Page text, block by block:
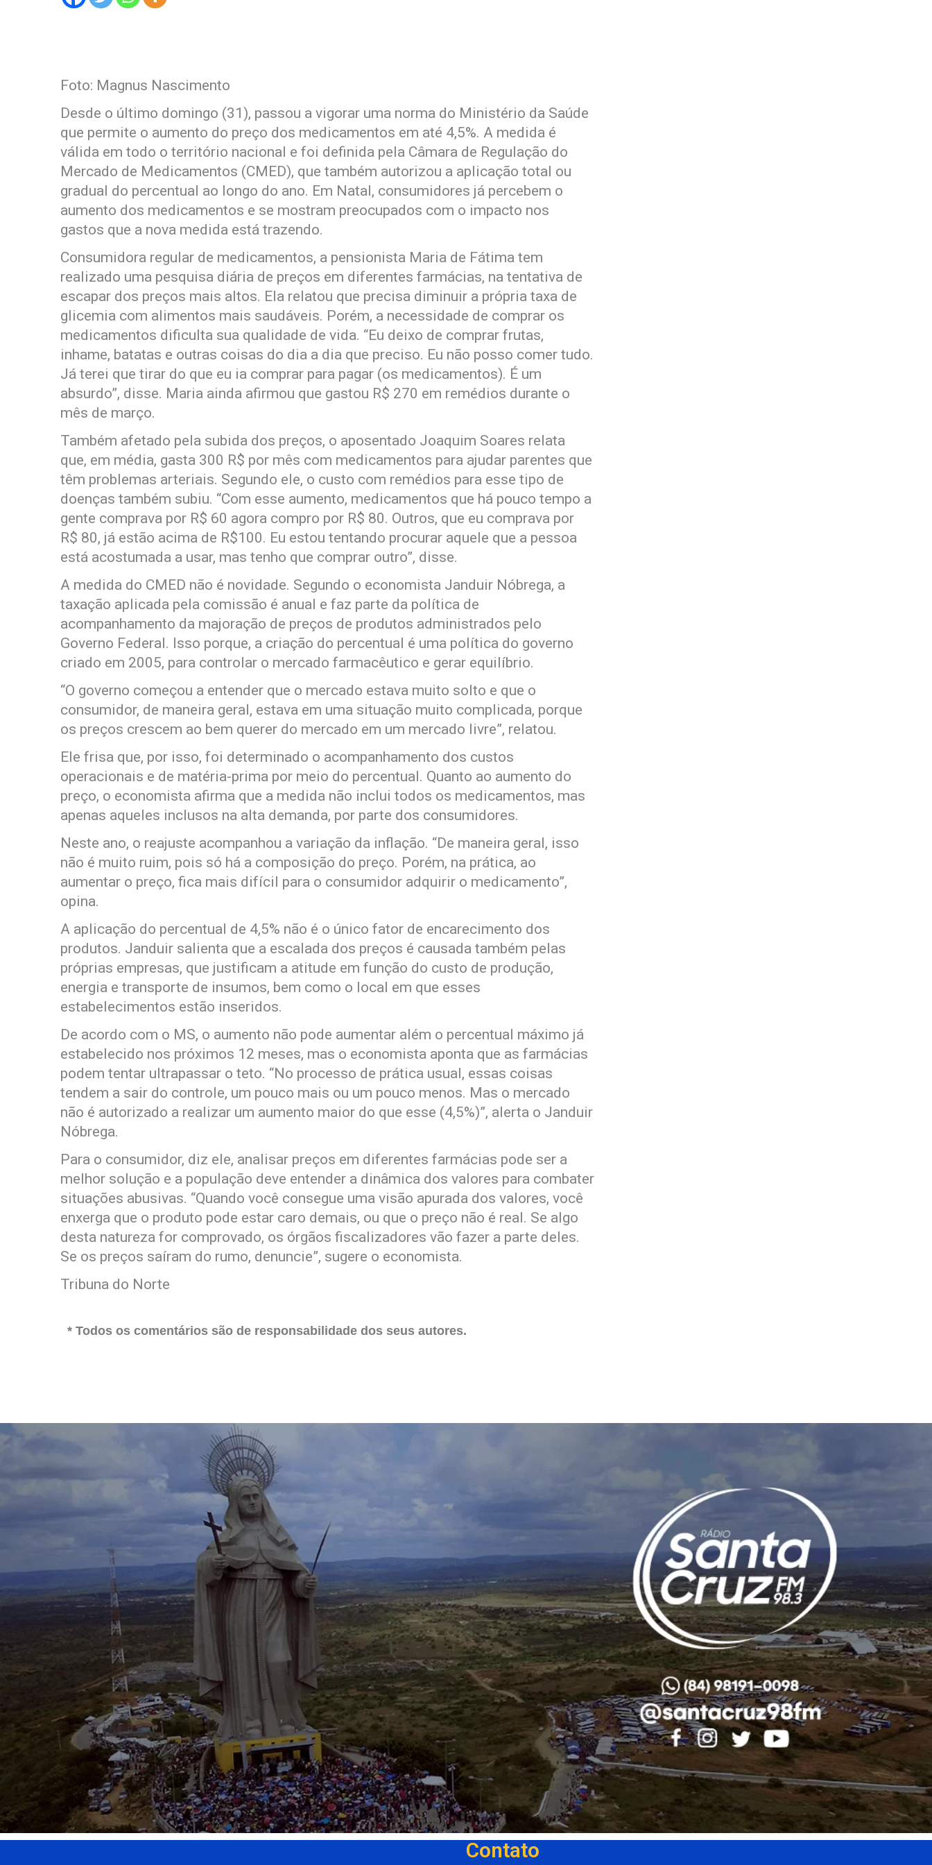
Foto: Magnus Nascimento
Desde o último domingo (31), passou a vigorar uma norma do Ministério da Saúde
que permite o aumento do preço dos medicamentos em até 4,5%. A medida é
válida em todo o território nacional e foi definida pela Câmara de Regulação do
Mercado de Medicamentos (CMED), que também autorizou a aplicação total ou
gradual do percentual ao longo do ano. Em Natal, consumidores já percebem o
aumento dos medicamentos e se mostram preocupados com o impacto nos
gastos que a nova medida está trazendo.
Consumidora regular de medicamentos, a pensionista Maria de Fátima tem
realizado uma pesquisa diária de preços em diferentes farmácias, na tentativa de
escapar dos preços mais altos. Ela relatou que precisa diminuir a própria taxa de
glicemia com alimentos mais saudáveis. Porém, a necessidade de comprar os
medicamentos dificulta sua qualidade de vida. “Eu deixo de comprar frutas,
inhame, batatas e outras coisas do dia a dia que preciso. Eu não posso comer tudo.
Já terei que tirar do que eu ia comprar para pagar (os medicamentos). É um
absurdo”, disse. Maria ainda afirmou que gastou R$ 270 em remédios durante o
mês de março.
Também afetado pela subida dos preços, o aposentado Joaquim Soares relata
que, em média, gasta 300 R$ por mês com medicamentos para ajudar parentes que
têm problemas arteriais. Segundo ele, o custo com remédios para esse tipo de
doenças também subiu. “Com esse aumento, medicamentos que há pouco tempo a
gente comprava por R$ 60 agora compro por R$ 80. Outros, que eu comprava por
R$ 80, já estão acima de R$100. Eu estou tentando procurar aquele que a pessoa
está acostumada a usar, mas tenho que comprar outro”, disse.
A medida do CMED não é novidade. Segundo o economista Janduir Nóbrega, a
taxação aplicada pela comissão é anual e faz parte da política de
acompanhamento da majoração de preços de produtos administrados pelo
Governo Federal. Isso porque, a criação do percentual é uma política do governo
criado em 2005, para controlar o mercado farmacêutico e gerar equilíbrio.
“O governo começou a entender que o mercado estava muito solto e que o
consumidor, de maneira geral, estava em uma situação muito complicada, porque
os preços crescem ao bem querer do mercado em um mercado livre”, relatou.
Ele frisa que, por isso, foi determinado o acompanhamento dos custos
operacionais e de matéria-prima por meio do percentual. Quanto ao aumento do
preço, o economista afirma que a medida não inclui todos os medicamentos, mas
apenas aqueles inclusos na alta demanda, por parte dos consumidores.
Neste ano, o reajuste acompanhou a variação da inflação. “De maneira geral, isso
não é muito ruim, pois só há a composição do preço. Porém, na prática, ao
aumentar o preço, fica mais difícil para o consumidor adquirir o medicamento”,
opina.
A aplicação do percentual de 4,5% não é o único fator de encarecimento dos
produtos. Janduir salienta que a escalada dos preços é causada também pelas
próprias empresas, que justificam a atitude em função do custo de produção,
energia e transporte de insumos, bem como o local em que esses
estabelecimentos estão inseridos.
De acordo com o MS, o aumento não pode aumentar além o percentual máximo já
estabelecido nos próximos 12 meses, mas o economista aponta que as farmácias
podem tentar ultrapassar o teto. “No processo de prática usual, essas coisas
tendem a sair do controle, um pouco mais ou um pouco menos. Mas o mercado
não é autorizado a realizar um aumento maior do que esse (4,5%)”, alerta o Janduir
Nóbrega.
Para o consumidor, diz ele, analisar preços em diferentes farmácias pode ser a
melhor solução e a população deve entender a dinâmica dos valores para combater
situações abusivas. “Quando você consegue uma visão apurada dos valores, você
enxerga que o produto pode estar caro demais, ou que o preço não é real. Se algo
desta natureza for comprovado, os órgãos fiscalizadores vão fazer a parte deles.
Se os preços saíram do rumo, denuncie”, sugere o economista.
Tribuna do Norte
* Todos os comentários são de responsabilidade dos seus autores.
Contato